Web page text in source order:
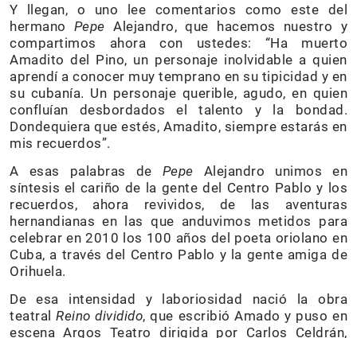
Y llegan, o uno lee comentarios como este del
hermano Pepe Alejandro, que hacemos nuestro y
compartimos ahora con ustedes: “Ha muerto
Amadito del Pino, un personaje inolvidable a quien
aprendí a conocer muy temprano en su tipicidad y en
su cubanía. Un personaje querible, agudo, en quien
confluían desbordados el talento y la bondad.
Dondequiera que estés, Amadito, siempre estarás en
mis recuerdos”.
A esas palabras de Pepe Alejandro unimos en
síntesis el cariño de la gente del Centro Pablo y los
recuerdos, ahora revividos, de las aventuras
hernandianas en las que anduvimos metidos para
celebrar en 2010 los 100 años del poeta oriolano en
Cuba, a través del Centro Pablo y la gente amiga de
Orihuela.
De esa intensidad y laboriosidad nació la obra
teatralReino dividido, que escribió Amado y puso en
escena Argos Teatro dirigida por Carlos Celdrán,